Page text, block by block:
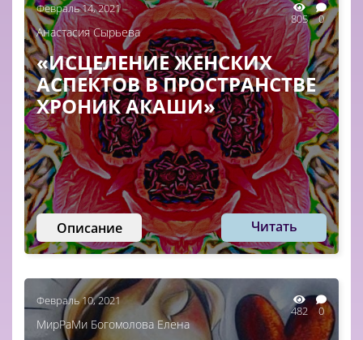
Февраль 14, 2021
805 0
Анастасия Сырьева
«ИСЦЕЛЕНИЕ ЖЕНСКИХ
АСПЕКТОВ В ПРОСТРАНСТВЕ
ХРОНИК АКАШИ»
Описание Читать
Февраль 10, 2021
482 0
МирРаМи Богомолова Елена